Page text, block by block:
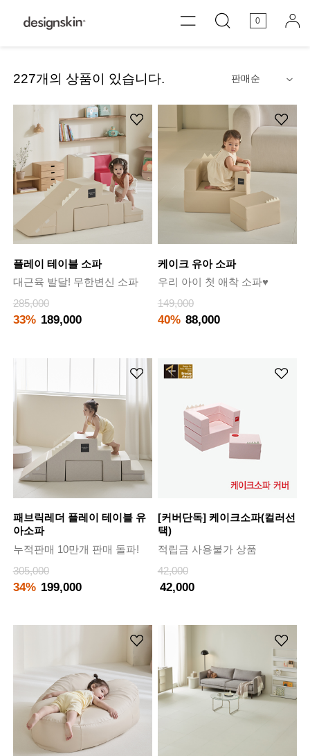
0
227개의 상품이 있습니다.
플레이 테이블 소파
대근육 발달! 무한변신 소파
285,000
33% 189,000
케이크 유아 소파
우리 아이 첫 애착 소파♥
149,000
40% 88,000
패브릭레더 플레이 테이블 유
아소파
누적판매 10만개 판매 돌파!
305,000
34% 199,000
[커버단독] 케이크소파(컬러선
택)
적립금 사용불가 상품
42,000
42,000